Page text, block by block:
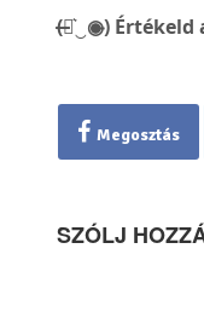
(̶◉͛‿◉̶) Értékeld
Megosztás
SZÓLJ